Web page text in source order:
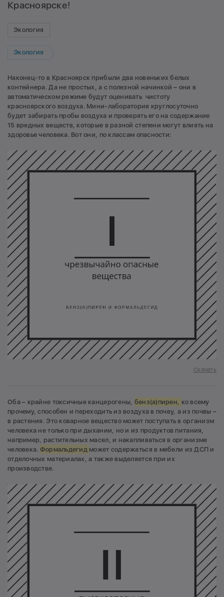
Красноярске!
Экология
Экология
Наконец-то в Красноярск прибыли два новеньких белых
контейнера. Да не простых, а с полезной начинкой – они в
автоматическом режиме будут оценивать чистоту
красноярского воздуха. Мини-лаборатория круглосуточно
будет забирать пробы воздуха и проверять его на содержание
15 вредных веществ, которые в разной степени могут влиять на
здоровье человека. Вот они, по классам опасности:
Скачать
Оба – крайне токсичные канцерогены, бенз(а)пирен, ко всему
прочему, способен и переходить из воздуха в почву, а из почвы –
в растения. Это коварное вещество может поступать в организм
человека не только при дыхании, но и из продуктов питания,
например, растительных масел, и накапливаться в организме
человека. Формальдегид может содержаться в мебели из ДСП и
отделочных материалах, а также выделяется при их
производстве.